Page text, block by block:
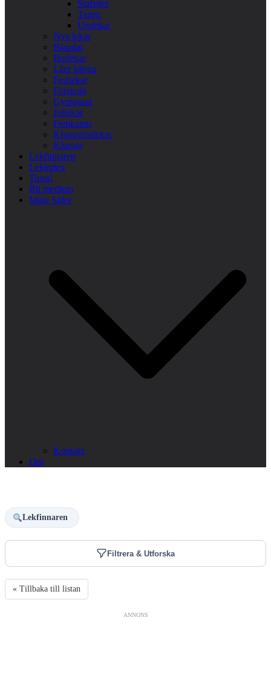
Stafetter
Tagen
Utelekar
Nya lekar
Blandat
Bollekar
Lära känna
Festlekar
Förskola
Gympasal
Jullekar
Femkamp
Klassrumslekar
Kluriga
Lekfinnaren
Lekindex
Tipsa!
Bli medlem
Mina Sidor
Kontakt
Om
Lekfinnaren
Filtrera & Utforska
« Tillbaka till listan
ANNONS